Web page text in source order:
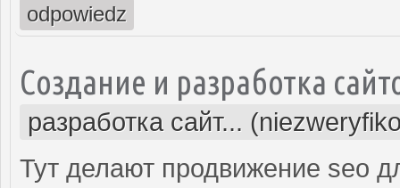
odpowiedz
Создание и разработка
разработка сайт...
Тут делают продвижение seo